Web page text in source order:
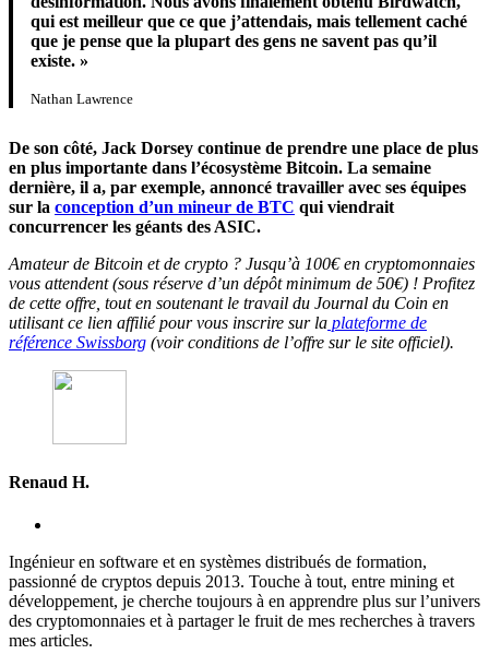
qui est meilleur que ce que j’attendais, mais tellement caché
que je pense que la plupart des gens ne savent pas qu’il
existe. »
Nathan Lawrence
De son côté, Jack Dorsey continue de prendre une place de plus
en plus importante dans l’écosystème Bitcoin. La semaine
dernière, il a, par exemple, annoncé travailler avec ses équipes
sur la conception d’un mineur de BTC qui viendrait
concurrencer les géants des ASIC.
Amateur de Bitcoin et de crypto ? Jusqu’à 100€ en cryptomonnaies
vous attendent (sous réserve d’un dépôt minimum de 50€) ! Profitez
de cette offre, tout en soutenant le travail du Journal du Coin en
utilisant ce lien affilié pour vous inscrire sur la plateforme de
référence Swissborg (voir conditions de l’offre sur le site officiel).
Renaud H.
Ingénieur en software et en systèmes distribués de formation,
passionné de cryptos depuis 2013. Touche à tout, entre mining et
développement, je cherche toujours à en apprendre plus sur l’univers
des cryptomonnaies et à partager le fruit de mes recherches à travers
mes articles.